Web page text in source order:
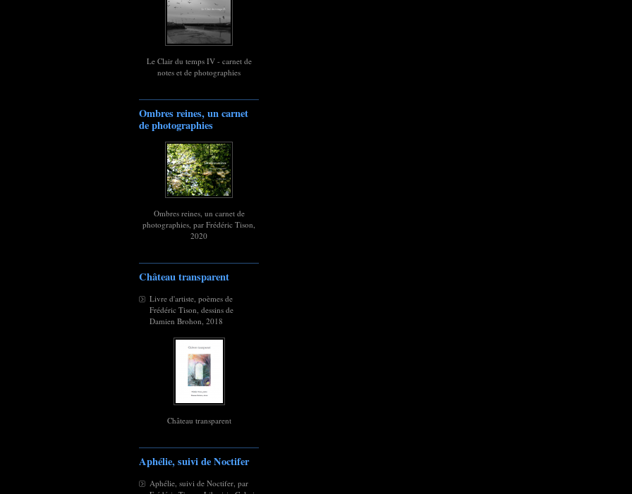
Le Clair du temps IV - carnet de
notes et de photographies
Ombres reines, un carnet
de photographies
Ombres reines, un carnet de
photographies, par Frédéric Tison,
2020
Château transparent
Livre d'artiste, poèmes de
Frédéric Tison, dessins de
Damien Brohon, 2018
Château transparent
Aphélie, suivi de Noctifer
Aphélie, suivi de Noctifer, par